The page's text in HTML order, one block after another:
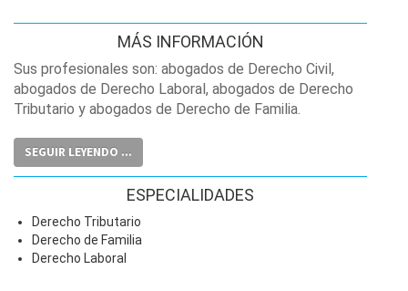
MÁS INFORMACIÓN
Sus profesionales son: abogados de Derecho Civil,
abogados de Derecho Laboral, abogados de Derecho
Tributario y abogados de Derecho de Familia.
SEGUIR LEYENDO ...
ESPECIALIDADES
Derecho Tributario
Derecho de Familia
Derecho Laboral